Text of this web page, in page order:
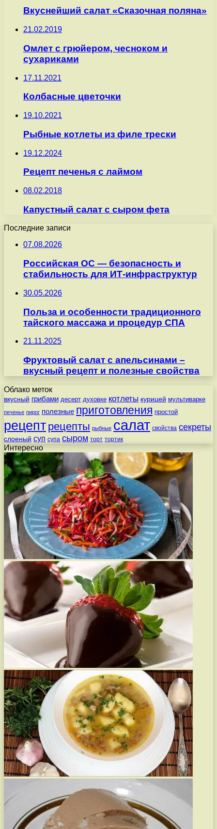
Вкуснейший салат «Сказочная поляна»
21.02.2019
Омлет с грюйером, чесноком и
сухариками
17.11.2021
Колбасные цветочки
19.10.2021
Рыбные котлеты из филе трески
19.12.2024
Рецепт печенья с лаймом
08.02.2018
Капустный салат с сыром фета
Последние записи
07.08.2026
Российская ОС — безопасность и
стабильность для ИТ-инфраструктур
30.05.2026
Польза и особенности традиционного
тайского массажа и процедур СПА
21.11.2025
Фруктовый салат с апельсинами –
вкусный рецепт и полезные свойства
Облако меток
вкусный грибами десерт духовке котлеты курицей мультиварке
печенье пирог полезные приготовления простой
рецепт рецепты рыбные салат свойства секреты
слоеный суп супа сыром торт тортик
Интересно